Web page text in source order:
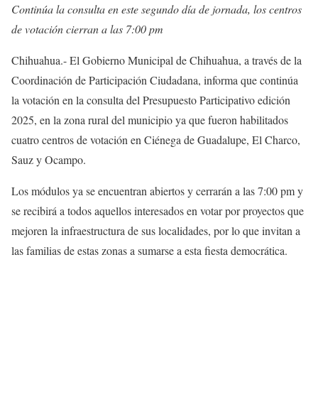
Continúa la consulta en este segundo día de jornada, los centros
de votación cierran a las 7:00 pm
Chihuahua.- El Gobierno Municipal de Chihuahua, a través de la
Coordinación de Participación Ciudadana, informa que continúa
la votación en la consulta del Presupuesto Participativo edición
2025, en la zona rural del municipio ya que fueron habilitados
cuatro centros de votación en Ciénega de Guadalupe, El Charco,
Sauz y Ocampo.
Los módulos ya se encuentran abiertos y cerrarán a las 7:00 pm y
se recibirá a todos aquellos interesados en votar por proyectos que
mejoren la infraestructura de sus localidades, por lo que invitan a
las familias de estas zonas a sumarse a esta fiesta democrática.